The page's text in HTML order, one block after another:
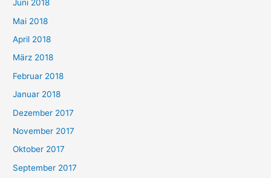
Juni 2018
Mai 2018
April 2018
März 2018
Februar 2018
Januar 2018
Dezember 2017
November 2017
Oktober 2017
September 2017